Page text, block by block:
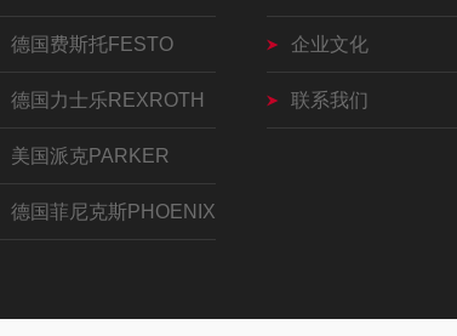
德国费斯托FESTO
德国力士乐REXROTH
美国派克PARKER
德国菲尼克斯PHOENIX
企业文化
联系我们